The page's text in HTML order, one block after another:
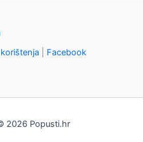
Facebook
2026 Popusti.hr